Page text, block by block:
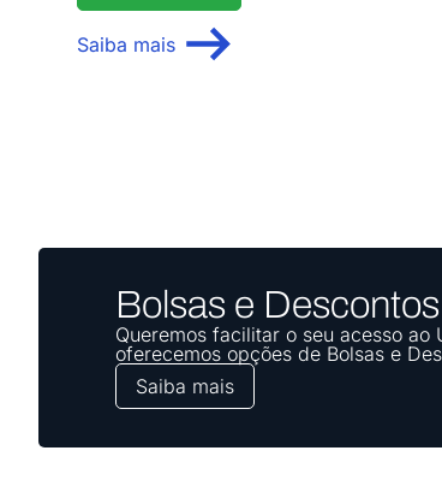
Saiba mais
Bolsas e Descontos
Queremos facilitar o seu acesso ao
oferecemos opções de Bolsas e
Saiba mais